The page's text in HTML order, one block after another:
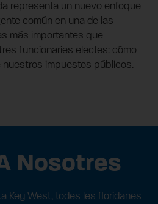
representa un nuevo enfoque
común en una de las
más importantes que
funcionaries electes: cómo
nuestros impuestos públicos.
Nosotres
Key West, todes les floridanes